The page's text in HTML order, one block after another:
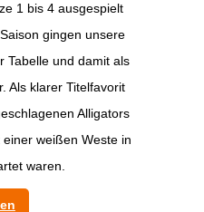
1 bis 4 ausgespielt
gingen unsere
Tabelle und damit als
Als klarer Titelfavorit
Alligators
weißen Weste in
waren.